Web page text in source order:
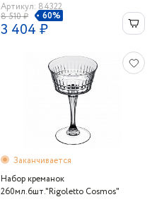
Артикул: 84322
8 510 ₽
60%
3 404 ₽
Заканчивается
Набор креманок
260мл.6шт."Rigoletto Cosmos"